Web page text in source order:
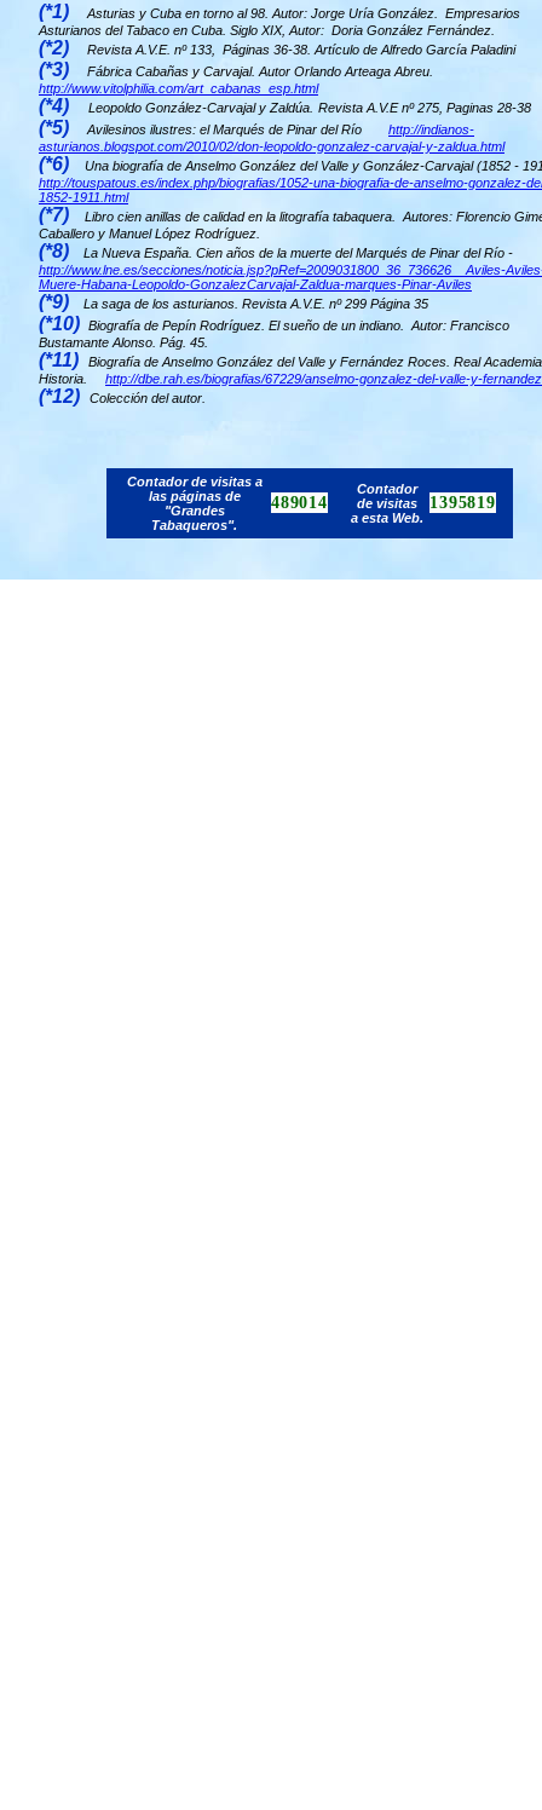
(*1)
Asturias y Cuba en torno al 98. Autor: Jorge Uría González. Empresarios
Asturianos del Tabaco en Cuba. Siglo XIX, Autor: Doria González Fernández.
(*2) Revista A.V.E. nº 133, Páginas 36-38. Artículo de Alfredo García Paladini
(*3)
Fábrica Cabañas y Carvajal. Autor Orlando Arteaga Abreu.
http://www.vitolphilia.com/art_cabanas_esp.html
(*4) Leopoldo González-Carvajal y Zaldúa. Revista A.V.E nº 275, Paginas 28-38
(*5) Avilesinos ilustres: el Marqués de Pinar del Río
http://indianos-
asturianos.blogspot.com/2010/02/don-leopoldo-gonzalez-carvajal-y-zaldua.html
(*6)
Una biografía de Anselmo González del Valle y González-Carvajal (1852
http://touspatous.es/index.php/biografias/1052-una-biografia-de-anselmo-gonzalez-
1852-1911.html
(*7)
Libro cien anillas de calidad en la litografía tabaquera. Autores: Florencio
Caballero y Manuel López Rodríguez.
(*8) La Nueva España. Cien años de la muerte del Marqués de Pinar del Río -
http://www.lne.es/secciones/noticia.jsp?pRef=2009031800_36_736626__Aviles-
Muere-Habana-Leopoldo-GonzalezCarvajal-Zaldua-marques-Pinar-Aviles
(*9) La saga de los asturianos. Revista A.V.E. nº 299 Página 35
(*10) Biografía de Pepín Rodríguez. El sueño de un indiano. Autor: Francisco
Bustamante Alonso. Pág. 45.
(*11) Biografía de Anselmo González del Valle y Fernández Roces. Real
Historia. http://dbe.rah.es/biografias/67229/anselmo-gonzalez-del-valle-y-
(*12) Colección del autor.
Contador de visitas a
las páginas de
"Grandes
Tabaqueros".
489014
Contador
de visitas
a esta Web.
1395819